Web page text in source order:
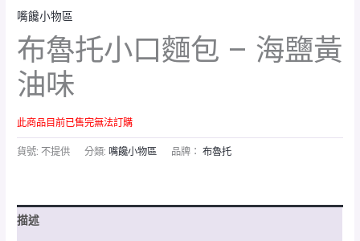
嘴饞小物區
布魯托小口麵包 – 海鹽黃
油味
此商品目前已售完無法訂購
貨號:不提供 分類:嘴饞小物區 品牌：布魯托
描述